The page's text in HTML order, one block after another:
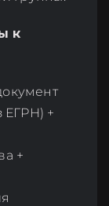
к
ЕГРН) +
+